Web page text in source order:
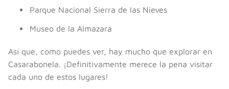
Parque Nacional Sierra de las Nieves
Museo de la Almazara
Así que, como puedes ver, hay mucho que explorar en
Casarabonela. ¡Definitivamente merece la pena visitar
cada uno de estos lugares!